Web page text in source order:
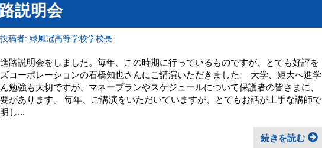
説明会
投稿者: 緑風冠高等学校学校長
路説明会をしました。毎年、この時期に行っているものですが、とても好評を
コーポレーションの石橋知也さんにご講演いただきました。 大学、短大へ進学
勉強も大切ですが、マネープランやスケジュールについて保護者の皆さまに、
があります。 毎年、ご講演をいただいていますが、とてもお話が上手な講師で
し...
続きを読む